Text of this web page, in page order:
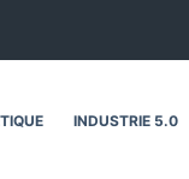
INDUSTRIE 5.0